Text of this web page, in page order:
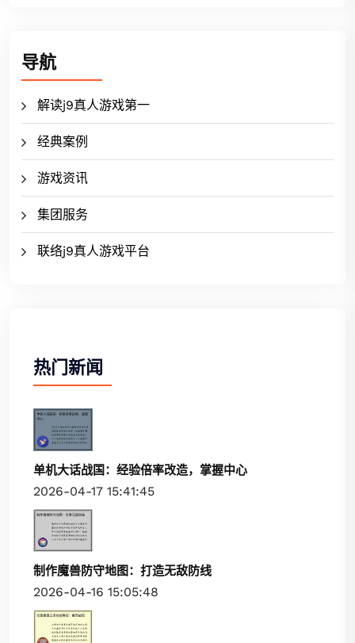
导航
解读j9真人游戏第一
经典案例
游戏资讯
集团服务
联络j9真人游戏平台
热门新闻
单机大话战国：经验倍率改造，掌握中心
2026-04-17 15:41:45
制作魔兽防守地图：打造无敌防线
2026-04-16 15:05:48